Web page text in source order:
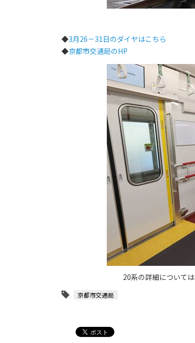
◆3月26－31日のダイヤはこちら
◆京都市交通局のHP
20系の詳細について
京都市交通局